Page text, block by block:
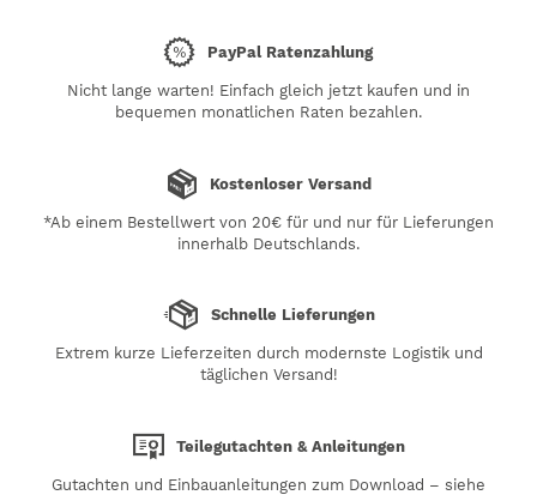
PayPal Ratenzahlung
Nicht lange warten! Einfach gleich jetzt kaufen und in
bequemen monatlichen Raten bezahlen.
Kostenloser Versand
*Ab einem Bestellwert von 20€ für und nur für Lieferungen
innerhalb Deutschlands.
Schnelle Lieferungen
Extrem kurze Lieferzeiten durch modernste Logistik und
täglichen Versand!
Teilegutachten & Anleitungen
Gutachten und Einbauanleitungen zum Download – siehe